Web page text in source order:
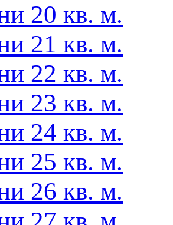
20 кв. м.
21 кв. м.
22 кв. м.
23 кв. м.
24 кв. м.
25 кв. м.
26 кв. м.